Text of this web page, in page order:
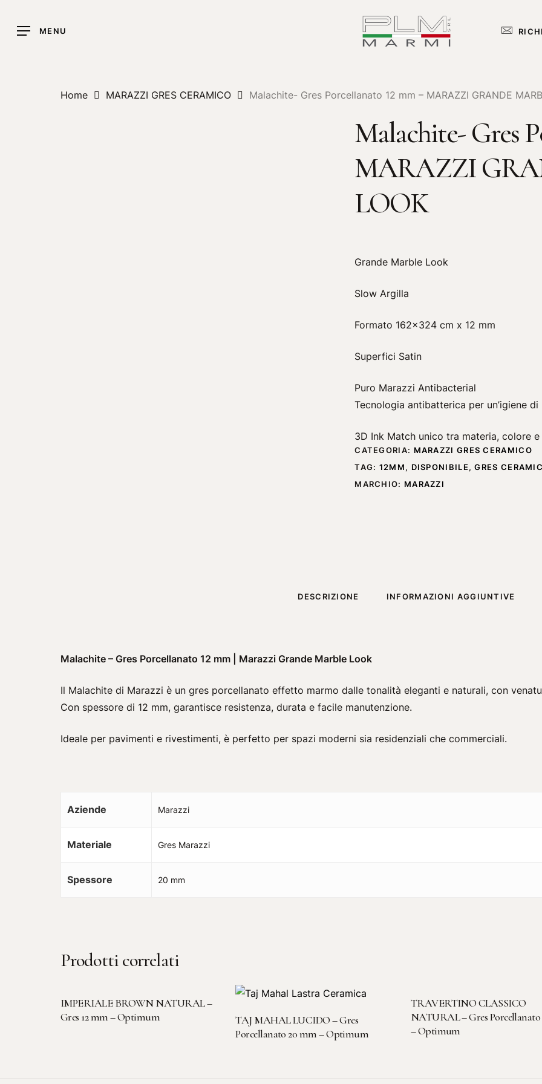
MENU
Home MARAZZI GRES CERAMICO Malachite- Gres Porcellanato 12 mm – MARAZZI GRANDE
Malachite- Gres
MARAZZI
LOOK
Grande Marble Look
Slow Argilla
Formato 162×324 cm x 12 mm
Superfici Satin
Puro Marazzi Antibacterial
Tecnologia antibatterica per un’igiene
3D Ink Match unico tra materia, colore
CATEGORIA: MARAZZI GRES CERAMICO
TAG: 12MM, DISPONIBILE,GRES
MARCHIO: MARAZZI
DESCRIZIONE INFORMAZIONI AGGIUNTIVE
Malachite – Gres Porcellanato 12 mm | Marazzi Grande Marble Look
Il Malachite di Marazzi è un gres porcellanato effetto marmo dalle tonalità eleganti e naturali, con
Con spessore di 12 mm, garantisce resistenza, durata e facile manutenzione.
Ideale per pavimenti e rivestimenti, è perfetto per spazi moderni sia residenziali che commerciali.
Aziende Marazzi
Materiale Gres Marazzi
Spessore 20 mm
Prodotti correlati
LEGGI TUTTO
IMPERIALE BROWN NATURAL –
Gres 12 mm – Optimum
TAJ MAHAL LUCIDO – Gres
Porcellanato 20 mm – Optimum
TRAVERTINO CLASSICO
NATURAL – Gres
– Optimum